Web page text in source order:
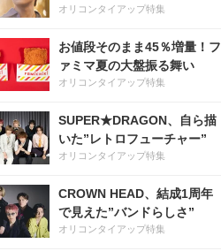
オリコンタイアップ特集
お値段そのまま45％増量！フ
ァミマ夏の大盤振る舞い
オリコンタイアップ特集
SUPER★DRAGON、自ら描
いた”レトロフューチャー”
オリコンタイアップ特集
CROWN HEAD、結成1周年
で見えた”バンドらしさ”
オリコンタイアップ特集